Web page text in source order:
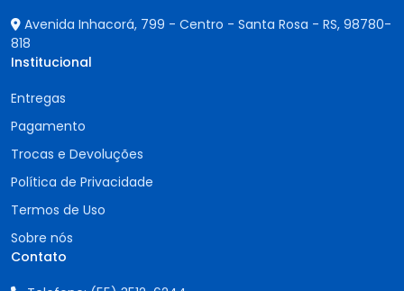
Avenida Inhacorá, 799 - Centro - Santa Rosa - RS, 98780-
818
Institucional
Entregas
Pagamento
Trocas e Devoluções
Política de Privacidade
Termos de Uso
Sobre nós
Contato